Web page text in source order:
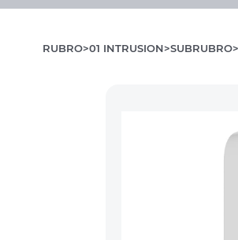
RUBRO 01 INTRUSION SUBRUBRO